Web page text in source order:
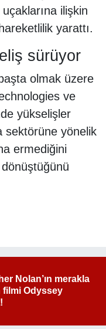
ilişkin
yarattı.
sürüyor
olmak üzere
ve
yükselişler
sektörüne yönelik
ermediğini
Nolan’ın merakla
filmi Odyssey